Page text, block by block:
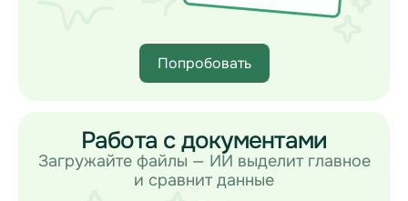
Попробовать
Работа с документами
Загружайте файлы — ИИ выделит главное
и сравнит данные